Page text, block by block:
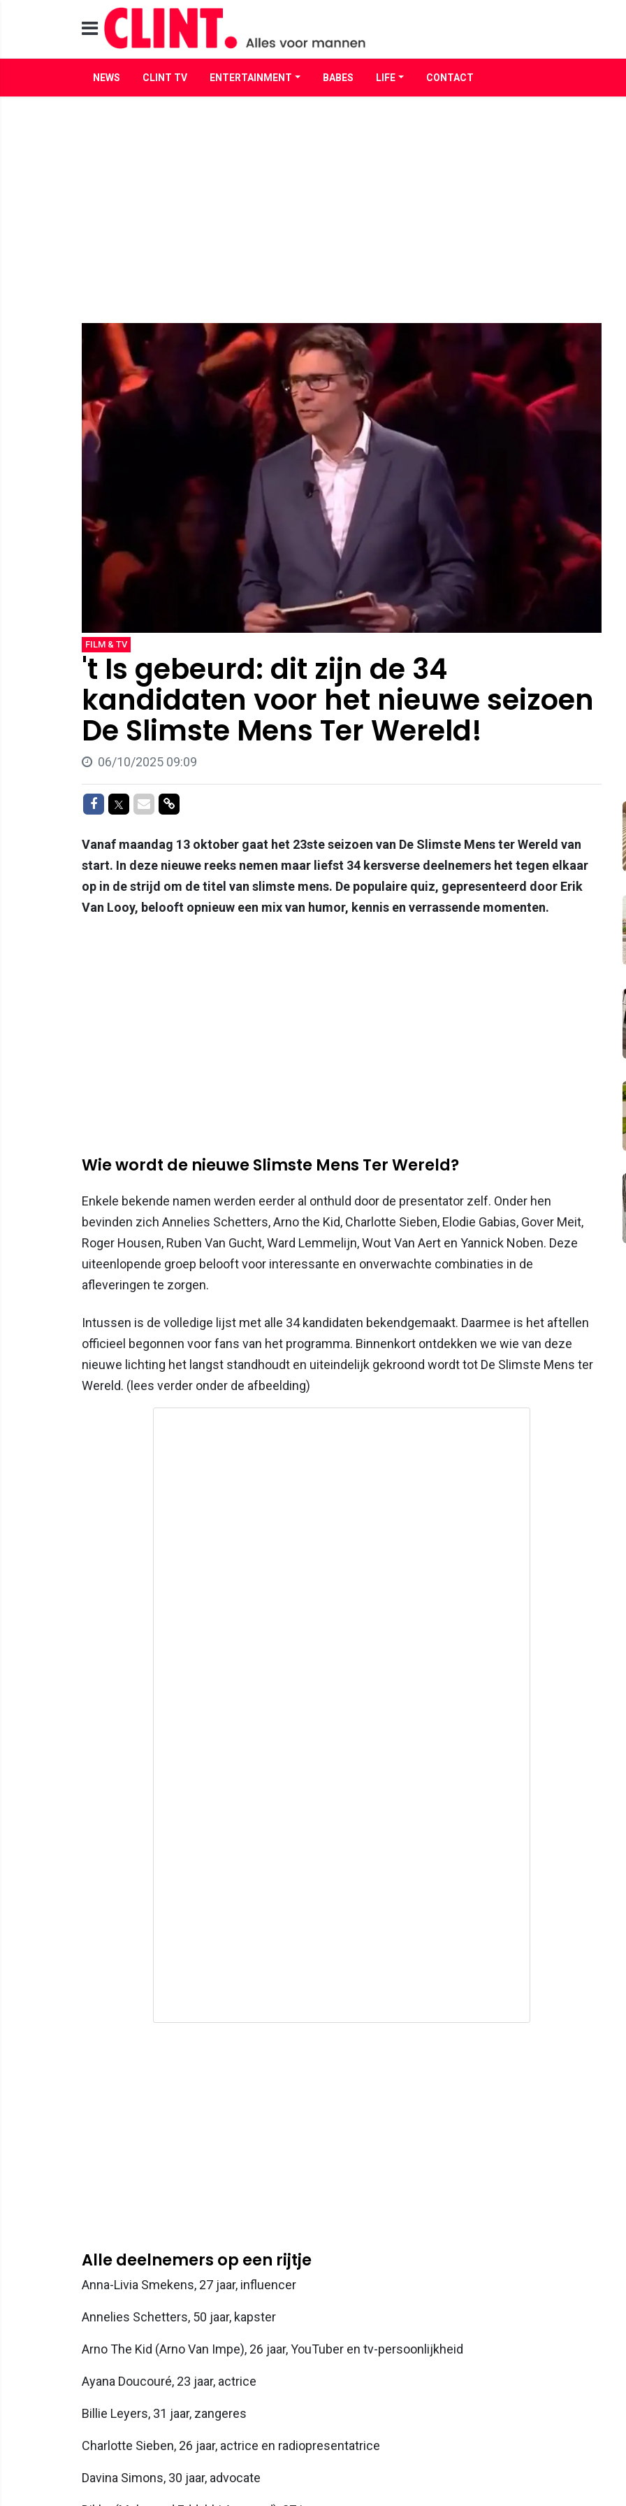
NEWS CLINT TV ENTERTAINMENT BABES LIFE CONTACT
FILM & TV
't Is gebeurd: dit zijn de 34
kandidaten voor het nieuwe seizoen
De Slimste Mens Ter Wereld!
06/10/2025 09:09
Delen op Facebook
Delen op Twitter
Delen via Mail
Delen via link
Vanaf maandag 13 oktober gaat het 23ste seizoen van De Slimste Mens ter Wereld van
start. In deze nieuwe reeks nemen maar liefst 34 kersverse deelnemers het tegen elkaar
op in de strijd om de titel van slimste mens. De populaire quiz, gepresenteerd door Erik
Van Looy, belooft opnieuw een mix van humor, kennis en verrassende momenten.
Wie wordt de nieuwe Slimste Mens Ter Wereld?
Enkele bekende namen werden eerder al onthuld door de presentator zelf. Onder hen
bevinden zich Annelies Schetters, Arno the Kid, Charlotte Sieben, Elodie Gabias, Gover Meit,
Roger Housen, Ruben Van Gucht, Ward Lemmelijn, Wout Van Aert en Yannick Noben. Deze
uiteenlopende groep belooft voor interessante en onverwachte combinaties in de
afleveringen te zorgen.
Intussen is de volledige lijst met alle 34 kandidaten bekendgemaakt. Daarmee is het aftellen
officieel begonnen voor fans van het programma. Binnenkort ontdekken we wie van deze
nieuwe lichting het langst standhoudt en uiteindelijk gekroond wordt tot De Slimste Mens ter
Wereld. (lees verder onder de afbeelding)
Alle deelnemers op een rijtje
Anna-Livia Smekens, 27 jaar, influencer
Annelies Schetters, 50 jaar, kapster
Arno The Kid (Arno Van Impe), 26 jaar, YouTuber en tv-persoonlijkheid
Ayana Doucouré, 23 jaar, actrice
Billie Leyers, 31 jaar, zangeres
Charlotte Sieben, 26 jaar, actrice en radiopresentatrice
Davina Simons, 30 jaar, advocate